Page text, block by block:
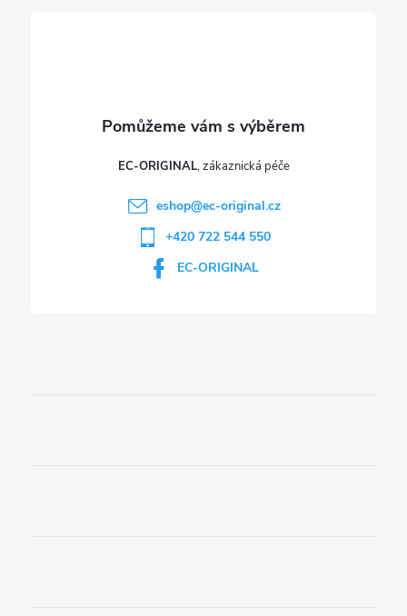
EC-ORIGINAL
eshop@ec-original.cz
+420 722 544 550
EC-ORIGINAL